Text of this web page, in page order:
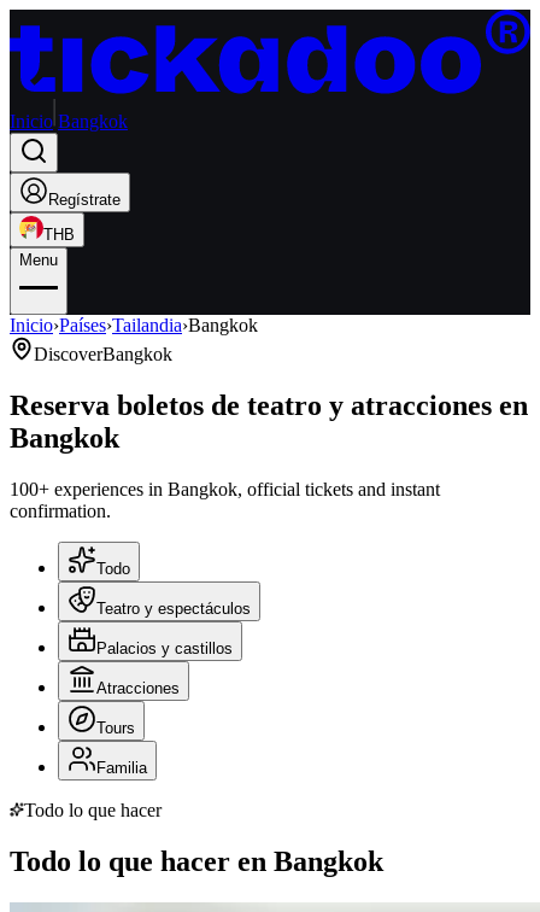
Inicio Bangkok
Regístrate
THB
Menu
Inicio›Países›Tailandia›Bangkok
DiscoverBangkok
Reserva boletos de teatro y atracciones en
Bangkok
100+ experiences in Bangkok, official tickets and instant
confirmation.
Todo
Teatro y espectáculos
Palacios y castillos
Atracciones
Tours
Familia
Todo lo que hacer
Todo lo que hacer en Bangkok